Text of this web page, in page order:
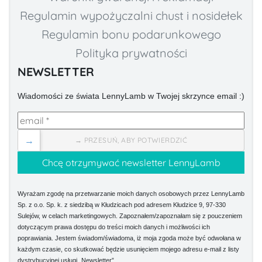
Regulamin wypożyczalni chust i nosidełek
Regulamin bonu podarunkowego
Polityka prywatności
NEWSLETTER
Wiadomości ze świata LennyLamb w Twojej skrzynce email :)
→ PRZESUŃ, ABY POTWIERDZIĆ
→
Wyrażam zgodę na przetwarzanie moich danych osobowych przez LennyLamb
Sp. z o.o. Sp. k. z siedzibą w Kłudzicach pod adresem Kłudzice 9, 97-330
Sulejów, w celach marketingowych. Zapoznałem/zapoznałam się z pouczeniem
dotyczącym prawa dostępu do treści moich danych i możliwości ich
poprawiania. Jestem świadom/świadoma, iż moja zgoda może być odwołana w
każdym czasie, co skutkować będzie usunięciem mojego adresu e-mail z listy
dystrybucyjnej usługi „Newsletter”.